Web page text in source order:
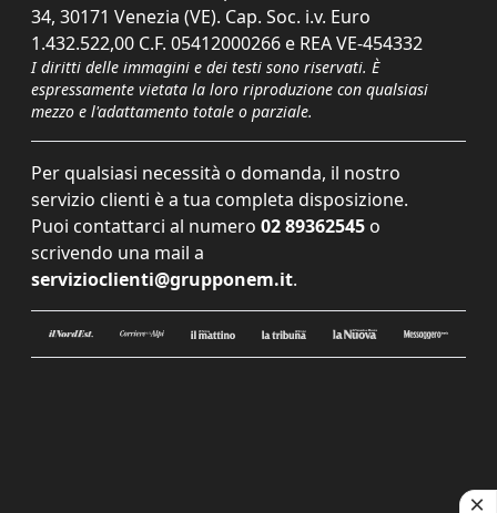
34, 30171 Venezia (VE). Cap. Soc. i.v. Euro
1.432.522,00 C.F. 05412000266 e REA VE-454332
I diritti delle immagini e dei testi sono riservati. È
espressamente vietata la loro riproduzione con qualsiasi
mezzo e l'adattamento totale o parziale.
Per qualsiasi necessità o domanda, il nostro
servizio clienti è a tua completa disposizione.
Puoi contattarci al numero 02 89362545 o
scrivendo una mail a
servizioclienti@grupponem.it.